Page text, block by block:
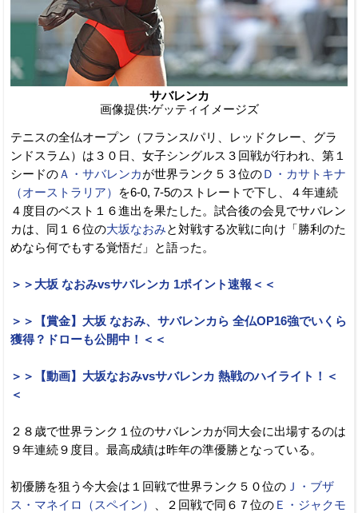
サバレンカ
画像提供:ゲッティイメージズ
テニスの全仏オープン（フランス/パリ、レッドクレー、グラ
ンドスラム）は３０日、女子シングルス３回戦が行われ、第１
シードのＡ・サバレンカが世界ランク５３位のＤ・カサトキナ
（オーストラリア）
を6-0, 7-5のストレートで下し、４年連続
４度目のベスト１６進出を果たした。試合後の会見でサバレン
カは、同１６位の大坂なおみと対戦する次戦に向け「勝利のた
めなら何でもする覚悟だ」と語った。
＞＞大坂 なおみvsサバレンカ 1ポイント速報＜＜
＞＞【賞金】大坂 なおみ、サバレンカら 全仏OP16強でいくら
獲得？ドローも公開中！＜＜
＞＞【動画】大坂なおみvsサバレンカ 熱戦のハイライト！＜
＜
２８歳で世界ランク１位のサバレンカが同大会に出場するのは
９年連続９度目。最高成績は昨年の準優勝となっている。
初優勝を狙う今大会は１回戦で世界ランク５０位の Ｊ・ブザ
ス・マネイロ（スペイン）
、２回戦で同６７位の Ｅ・ジャクモ